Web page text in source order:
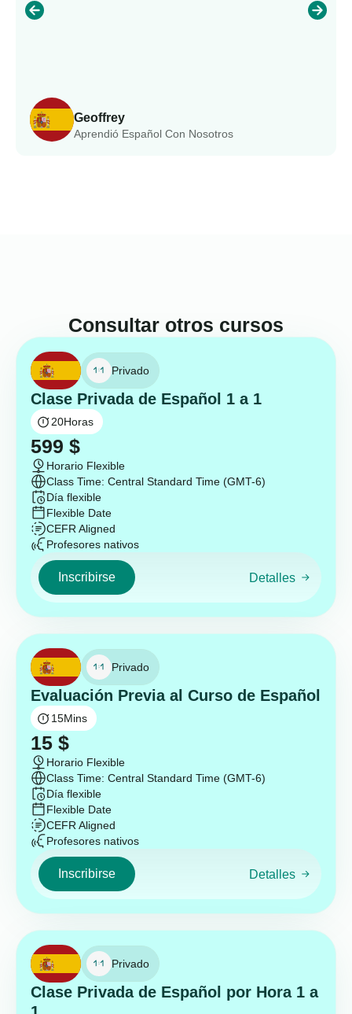
Geoffrey
Aprendió Español Con Nosotros
Consultar otros cursos
Privado
Clase Privada de Español 1 a 1
20Horas
599 $
Horario Flexible
Class Time: Central Standard Time (GMT-6)
Día flexible
Flexible Date
CEFR Aligned
Profesores nativos
Inscribirse Detalles
Privado
Evaluación Previa al Curso de Español
15Mins
15 $
Horario Flexible
Class Time: Central Standard Time (GMT-6)
Día flexible
Flexible Date
CEFR Aligned
Profesores nativos
Inscribirse Detalles
Privado
Clase Privada de Español por Hora 1 a